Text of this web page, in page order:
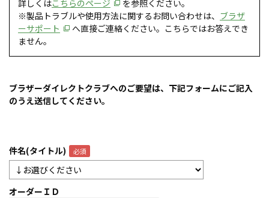
詳しくはこちらのページ
を参照ください。
※製品トラブルや使用方法に関するお問い合わせは、 ブラザ
ーサポート
へ直接ご連絡ください。こちらではお答えでき
ません。
ブラザーダイレクトクラブへのご要望は、下記フォームにご記入
のうえ送信してください。
件名(タイトル)
オーダーＩＤ